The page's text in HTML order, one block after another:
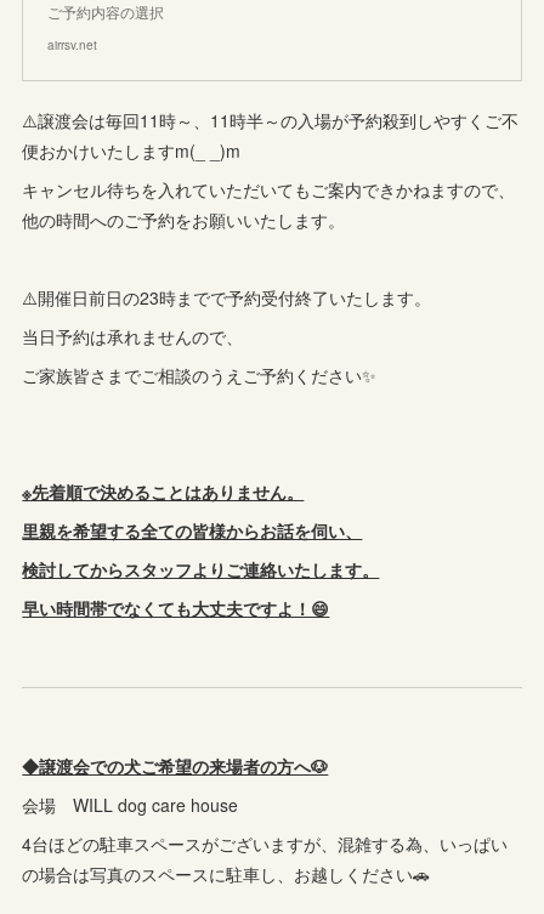
ご予約内容の選択
airrsv.net
⚠️譲渡会は毎回11時～、11時半～の入場が予約殺到しやすくご不
便おかけいたしますm(_ _)m
キャンセル待ちを入れていただいてもご案内できかねますので、
他の時間へのご予約をお願いいたします。
⚠️開催日前日の23時までで予約受付終了いたします。
当日予約は承れませんので、
ご家族皆さまでご相談のうえご予約ください✨
※先着順で決めることはありません。
里親を希望する全ての皆様からお話を伺い、
検討してからスタッフよりご連絡いたします。
早い時間帯でなくても大丈夫ですよ！😄
◆譲渡会での犬ご希望の来場者の方へ🐶
会場 WILL dog care house
4台ほどの駐車スペースがございますが、混雑する為、いっぱい
の場合は写真のスペースに駐車し、お越しください🚗